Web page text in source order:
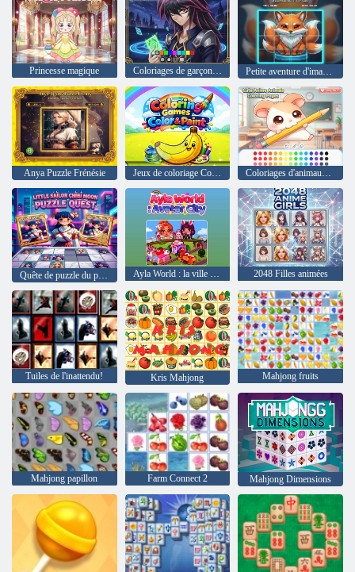
Princesse magique Coloriages de garçons animés Petite aventure d'images coulissantes Kurama
Anya Puzzle Frénésie Jeux de coloriage Couleur et peinture Coloriages d'animaux mignons d'anime
Ayla World : la ville des avatars 2048 Filles animées
Tuiles de l'inattendu! Kris Mahjong Mahjong fruits
Mahjong papillon Farm Connect 2 Mahjong Dimensions